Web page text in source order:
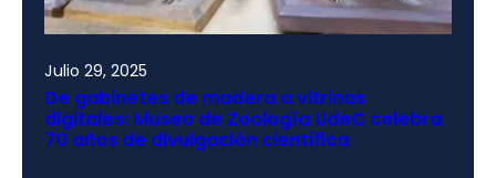
Julio 29, 2025
De gabinetes de madera a vitrinas
digitales: Museo de Zoología UdeC celebra
70 años de divulgación científica